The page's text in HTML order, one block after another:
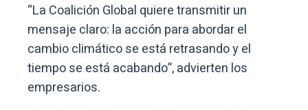
“La Coalición Global quiere transmitir un
mensaje claro: la acción para abordar el
cambio climático se está retrasando y el
tiempo se está acabando”, advierten los
empresarios.